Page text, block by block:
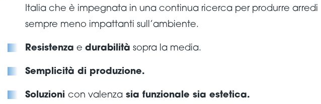
Italia che è impegnata in una continua ricerca per produrre arredi
sempre meno impattanti sull’ambiente.
Resistenza e durabilità sopra la media.
Semplicità di produzione.
Soluzioni con valenzasia funzionale sia estetica.